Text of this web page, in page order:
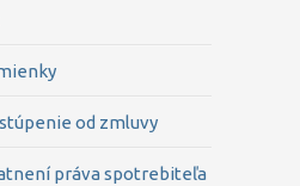
od zmluvy
práva spotrebiteľa